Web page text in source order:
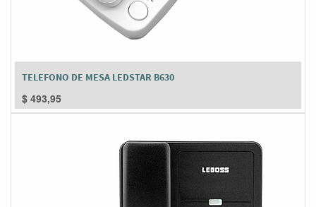
TELEFONO DE MESA LEDSTAR B630
$ 493,95